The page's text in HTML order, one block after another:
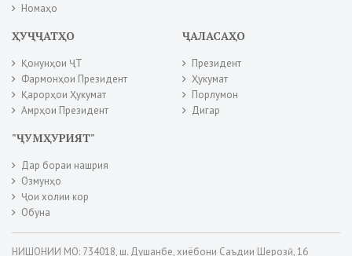
Номаҳо
ҲУҶҶАТҲО
Қонунҳои ҶТ
Фармонҳои Президент
Қарорҳои Ҳукумат
Амрҳои Президент
ҶАЛАСАҲО
Президент
Ҳукумат
Порлумон
Дигар
"ҶУМҲУРИЯТ"
Дар бораи нашрия
Озмунҳо
Ҷои холии кор
Обуна
НИШОНИИ МО: 734018, ш. Душанбе, хиёбони Саъдии Шерозӣ, 16